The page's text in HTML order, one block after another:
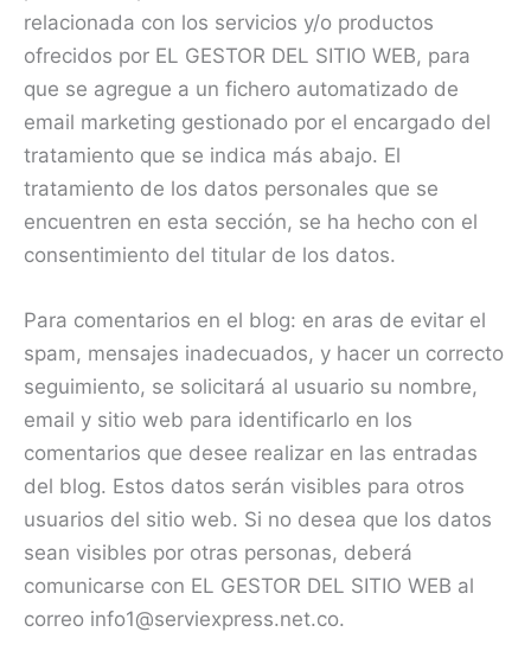
relacionada con los servicios y/o productos
ofrecidos por EL GESTOR DEL SITIO WEB, para
que se agregue a un fichero automatizado de
email marketing gestionado por el encargado del
tratamiento que se indica más abajo. El
tratamiento de los datos personales que se
encuentren en esta sección, se ha hecho con el
consentimiento del titular de los datos.
Para comentarios en el blog: en aras de evitar el
spam, mensajes inadecuados, y hacer un correcto
seguimiento, se solicitará al usuario su nombre,
email y sitio web para identificarlo en los
comentarios que desee realizar en las entradas
del blog. Estos datos serán visibles para otros
usuarios del sitio web. Si no desea que los datos
sean visibles por otras personas, deberá
comunicarse con EL GESTOR DEL SITIO WEB al
correo info1@serviexpress.net.co.